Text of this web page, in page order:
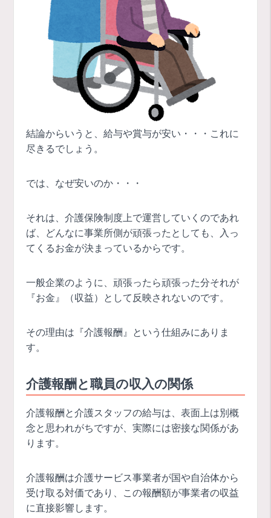
結論からいうと、給与や賞与が安い・・・これに
尽きるでしょう。
では、なぜ安いのか・・・
それは、介護保険制度上で運営していくのであれ
ば、どんなに事業所側が頑張ったとしても、入っ
てくるお金が決まっているからです。
一般企業のように、頑張ったら頑張った分それが
『お金』（収益）として反映されないのです。
その理由は『介護報酬』という仕組みにありま
す。
介護報酬と職員の収入の関係
介護報酬と介護スタッフの給与は、表面上は別概
念と思われがちですが、実際には密接な関係があ
ります。
介護報酬は介護サービス事業者が国や自治体から
受け取る対価であり、この報酬額が事業者の収益
に直接影響します。